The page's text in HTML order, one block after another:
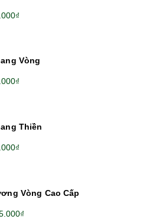
Vòng
Thiền
Vòng Cao Cấp